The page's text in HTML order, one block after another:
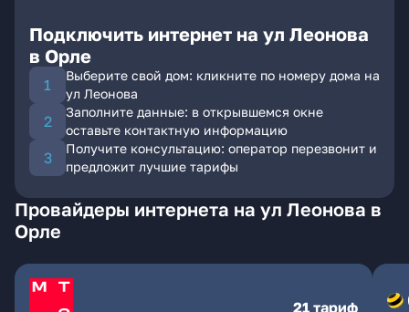
Подключить интернет на ул Леонова
в Орле
Выберите свой дом: кликните по номеру дома на
ул Леонова
Заполните данные: в открывшемся окне
оставьте контактную информацию
Получите консультацию: оператор перезвонит и
предложит лучшие тарифы
Провайдеры интернета на ул Леонова в
Орле
21 тариф